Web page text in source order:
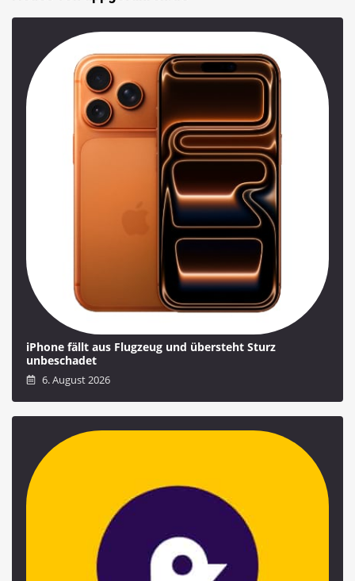
iPhone fällt aus Flugzeug und übersteht Sturz
unbeschadet
6. August 2026